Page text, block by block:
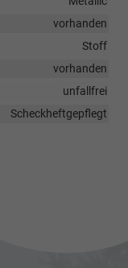
vorhanden
Stoff
vorhanden
unfallfrei
Scheckheftgepflegt